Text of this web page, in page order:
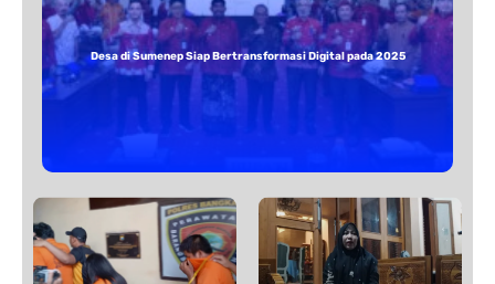
Desa di Sumenep Siap Bertransformasi Digital pada 2025